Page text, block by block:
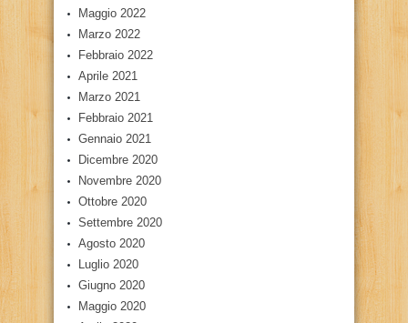
Maggio 2022
Marzo 2022
Febbraio 2022
Aprile 2021
Marzo 2021
Febbraio 2021
Gennaio 2021
Dicembre 2020
Novembre 2020
Ottobre 2020
Settembre 2020
Agosto 2020
Luglio 2020
Giugno 2020
Maggio 2020